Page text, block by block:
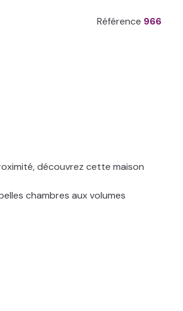
Référence 966
découvrez cette maison
chambres aux volumes